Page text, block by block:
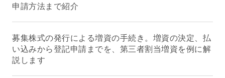
申請方法まで紹介
募集株式の発行による増資の手続き。増資の決定、払
い込みから登記申請までを、第三者割当増資を例に解
説します